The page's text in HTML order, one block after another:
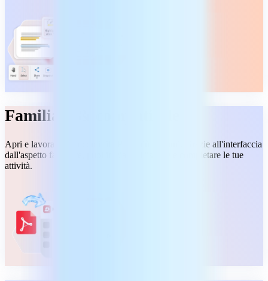
Familiare & compatibile
Apri e lavora subito con i file PDF più comuni. Grazie all'interfaccia
dall'aspetto familiare, puoi iniziare all'istante e completare le tue
attività.